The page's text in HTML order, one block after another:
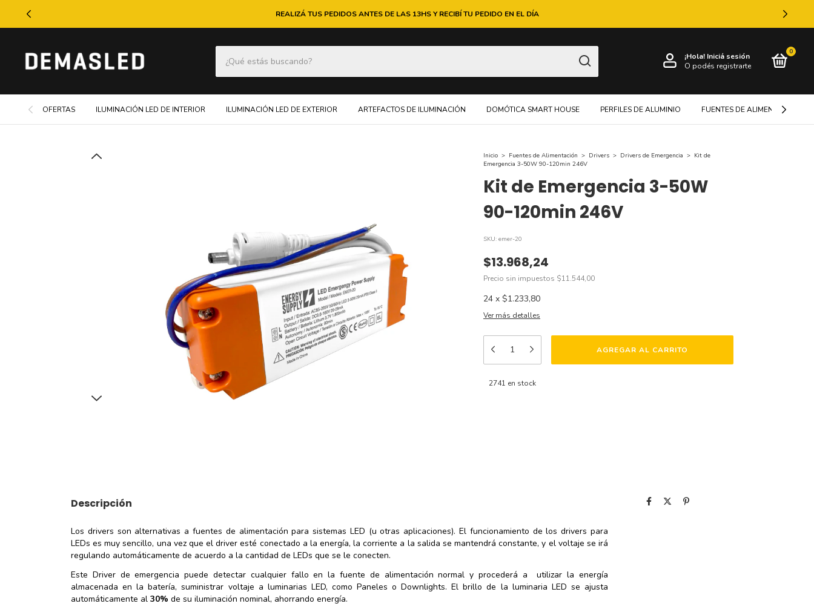
REALIZÁ TUS PEDIDOS ANTES DE LAS 13HS Y RECIBÍ TU PEDIDO EN EL DÍA
¡Hola! Iniciá sesión
O podés registrarte
0
OFERTAS ILUMINACIÓN LED DE INTERIOR ILUMINACIÓN LED DE EXTERIOR ARTEFACTOS DE ILUMINACIÓN DOMÓTICA SMART HOUSE PERFILES DE ALUMINIO FUENTES DE ALIMENTACIÓN
Inicio > Fuentes de Alimentación > Drivers > Drivers de Emergencia > Kit de
Emergencia 3-50W 90-120min 246V
Kit de Emergencia 3-50W
90-120min 246V
SKU: emer-20
$13.968,24
Precio sin impuestos $11.544,00
24 x $1.233,80
Ver más detalles
2741 en stock
Descripción
Los drivers son alternativas a fuentes de alimentación para sistemas LED (u otras aplicaciones). El funcionamiento de los drivers para
LEDs es muy sencillo, una vez que el driver esté conectado a la energía, la corriente a la salida se mantendrá constante, y el voltaje se irá
regulando automáticamente de acuerdo a la cantidad de LEDs que se le conecten.
Este Driver de emergencia puede detectar cualquier fallo en la fuente de alimentación normal y procederá a utilizar la energía
almacenada en la batería, suministrar voltaje a luminarias LED, como Paneles o Downlights. El brillo de la luminaria LED se ajusta
automáticamente al 30% de su iluminación nominal, ahorrando energía.